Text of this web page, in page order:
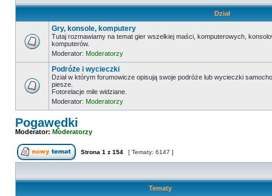
Dział
Gry, konsole, komputery
Tutaj rozmawiamy na temat gier wszelkiej maści, komputerowych,
komputerów.
Moderator: Moderatorzy
Podróże i wycieczki
Dział w którym forumowicze opisują swoje podróże lub wycieczki
piesze.
Fotorelacje mile widziane.
Moderator: Moderatorzy
Pogawędki
Moderator: Moderatorzy
Strona 1 z 154 [ Tematy: 6147 ]
Tematy